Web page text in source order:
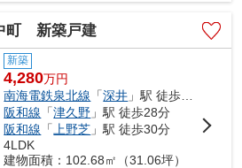
町 新築戸建
新築
4,280万円
南海電鉄泉北線 「深井 」駅 徒歩15分
阪和線 「津久野 」駅 徒歩28分
阪和線 「 上野芝 」駅 徒歩30分
4LDK
建物面積：102.68㎡（31.06坪）